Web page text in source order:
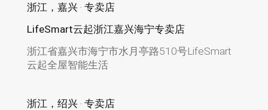
浙江，嘉兴 · 专卖店
LifeSmart云起浙江嘉兴海宁专卖店
浙江省嘉兴市海宁市水月亭路510号LifeSmart
云起全屋智能生活
浙江，绍兴 · 专卖店